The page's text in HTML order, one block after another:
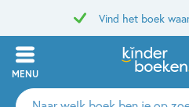
Vind het boek
MENU
Zoeken